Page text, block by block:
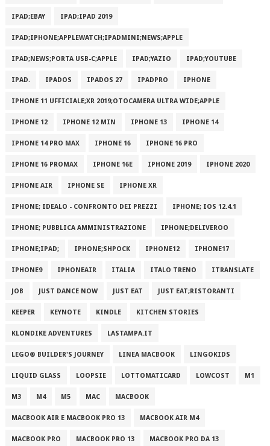
IPAD;EBAY IPAD;IPAD 2019
IPAD;IPHONE;APPLEWATCH;IPADMINI;NEWS;APPLE
IPAD;NEWS;PORTA USB-C;APPLE IPAD;YAZIO IPAD;YOUTUBE
IPAD. IPADOS IPADOS 27 IPADPRO IPHONE
IPHONE 11 UFFICIALE;XR 2019;OTOCAMERA ULTRA WIDE;APPLE
IPHONE 12 IPHONE 12 MIN IPHONE 13 IPHONE 14
IPHONE 14 PRO MAX IPHONE 16 IPHONE 16 PRO
IPHONE 16 PROMAX IPHONE 16E IPHONE 2019 IPHONE 2020
IPHONE AIR IPHONE SE IPHONE XR
IPHONE; IDEALO - CONFRONTO DEI PREZZI IPHONE; IOS 12.4.1
IPHONE; PUBBLICA AMMINISTRAZIONE IPHONE;DELIVEROO
IPHONE;IPAD; IPHONE;SHPOCK IPHONE12 IPHONE17
IPHONE9 IPHONEAIR ITALIA ITALO TRENO ITRANSLATE
JOB JUST DANCE NOW JUST EAT JUST EAT;RISTORANTI
KEEPER KEYNOTE KINDLE KITCHEN STORIES
KLONDIKE ADVENTURES LASTAMPA.IT
LEGO® BUILDER'S JOURNEY LINEA MACBOOK LINGOKIDS
LIQUID GLASS LOOPSIE LOTTOMATICARD LOWCOST M1
M3 M4 M5 MAC MACBOOK
MACBOOK AIR E MACBOOK PRO 13 MACBOOK AIR M4
MACBOOK PRO MACBOOK PRO 13 MACBOOK PRO DA 13